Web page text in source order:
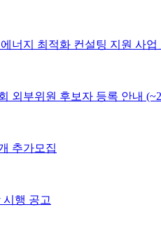
너지 최적화 컨설팅 지원 사업
외부위원 후보자 등록 안내
추가모집
시행 공고